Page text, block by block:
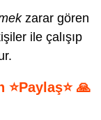
zarar gören
ile çalışıp
🙏